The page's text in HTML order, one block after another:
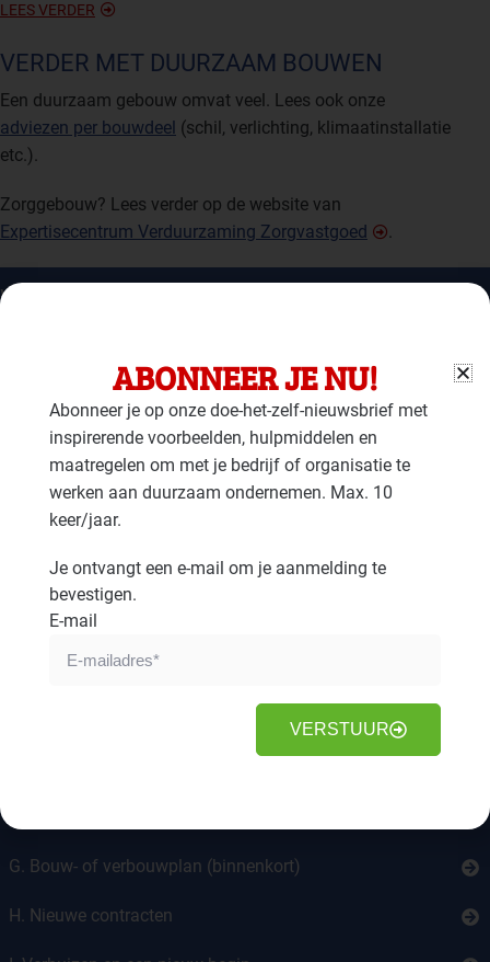
LEES VERDER
VERDER MET DUURZAAM BOUWEN
Een duurzaam gebouw omvat veel. Lees ook onze
adviezen per bouwdeel (schil, verlichting, klimaatinstallatie
etc.).
Zorggebouw? Lees verder op de website van
Expertisecentrum Verduurzaming Zorgvastgoed
.
Wegwijzer duurzaam bedrijfspand
Adviezen per bouwfase
Adviezen per bouwdeel
Adviezen per bouwfase
A. Verkennen / plannen maken (binnenkort)
B. Ambities formuleren (binnenkort)
C. Vestigingsplaats kiezen
G. Bouw- of verbouwplan (binnenkort)
H. Nieuwe contracten
ABONNEER JE NU!
Abonneer je op onze doe-het-zelf-nieuwsbrief met
inspirerende voorbeelden, hulpmiddelen en
maatregelen om met je bedrijf of organisatie te
werken aan duurzaam ondernemen. Max. 10
keer/jaar.
Je ontvangt een e-mail om je aanmelding te
bevestigen.
E-mail
VERSTUUR